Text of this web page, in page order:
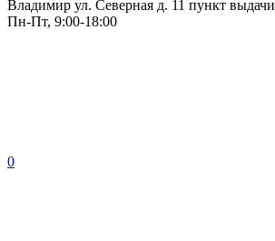
Владимир ул. Северная д. 11 пункт выдачи
Пн-Пт, 9:00-18:00
0